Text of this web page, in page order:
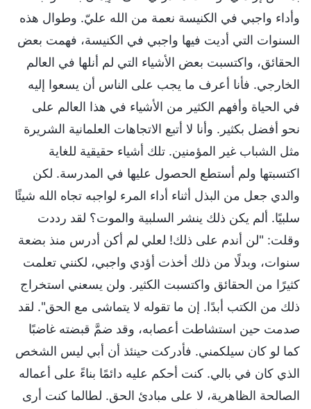
وأداء واجبي في الكنيسة نعمة من الله عليّ. وطوال هذه
السنوات التي أديت فيها واجبي في الكنيسة، فهمت بعض
الحقائق، واكتسبت بعض الأشياء التي لم أنلها في العالم
الخارجي. فأنا أعرف ما يجب على الناس أن يسعوا إليه
في الحياة وأفهم الكثير من الأشياء في هذا العالم على
نحو أفضل بكثير. وأنا لا أتبع الاتجاهات العلمانية الشريرة
مثل الشباب غير المؤمنين. تلك أشياء حقيقية للغاية
اكتسبتها ولم أستطع الحصول عليها في المدرسة. لكن
والدي جعل من البذل أثناء أداء المرء لواجبه تجاه الله شيئًا
سلبيًا. ألم يكن ذلك ينشر السلبية والموت؟ لقد رددت
وقلت: "لن أندم على ذلك! لعلي لم أكن أدرس منذ بضعة
سنوات، وبدلًا من ذلك أخذت أؤدي واجبي، لكنني تعلمت
كثيرًا من الحقائق واكتسبت الكثير. ولن يسعني استخراج
ذلك من الكتب أبدًا. إن ما تقوله لا يتماشى مع الحق". لقد
صدمت حين استشاطت أعصابه، وقد ضمَّ قبضته غاضبًا
كما لو كان سيلكمني. فأدركت حينئذ أن أبي ليس الشخص
الذي كان في بالي. كنت أحكم عليه دائمًا بناءً على أعماله
الصالحة الظاهرية، لا على مبادئ الحق. لطالما كنت أرى